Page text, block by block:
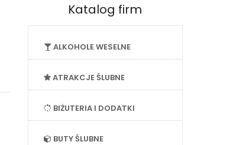
Katalog firm
ALKOHOLE WESELNE
ATRAKCJE ŚLUBNE
BIŻUTERIA I DODATKI
BUTY ŚLUBNE